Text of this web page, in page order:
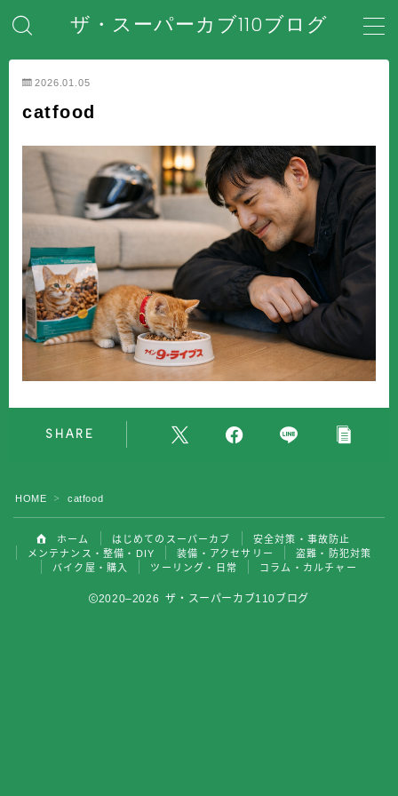
ザ・スーパーカブ110ブログ
MENU
ホーム
はじめてのスーパーカブ
安全対策・事故防止
メンテナンス・整備・DIY
装備・アクセサリー
バイク屋・購入
コラム・カルチャー
2026.01.05
catfood
SHARE
HOME ＞ catfood
ホーム はじめてのスーパーカブ
安全対策・事故防止
メンテナンス・整備・DIY
装備・アクセサリー
盗難・防犯対策
バイク屋・購入
ツーリング・日常 コラム・カルチャー
2020–2026 ザ・スーパーカブ110ブログ